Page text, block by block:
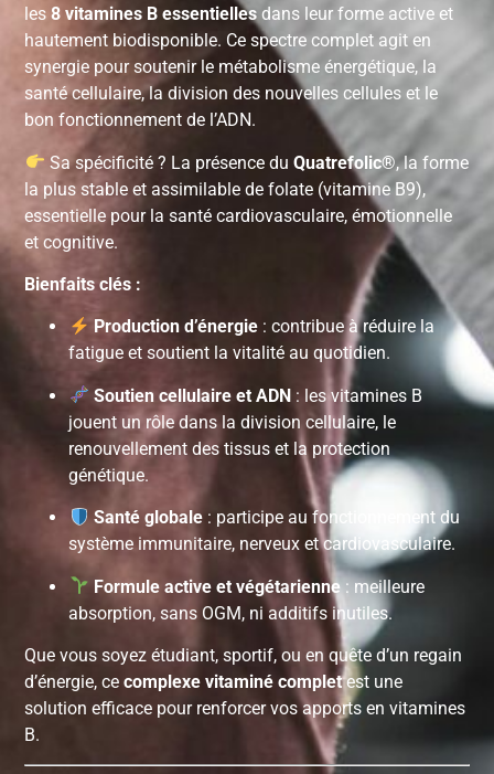
les8 vitamines B essentielles dans leur forme active et
hautement biodisponible. Ce spectre complet agit en
synergie pour soutenir le métabolisme énergétique, la
santé cellulaire, la division des nouvelles cellules et le
bon fonctionnement de l’ADN.
Sa spécificité ? La présence du Quatrefolic®, la forme
la plus stable et assimilable de folate (vitamine B9),
essentielle pour la santé cardiovasculaire, émotionnelle
et cognitive.
Bienfaits clés :
Production d’énergie: contribue à réduire la
fatigue et soutient la vitalité au quotidien.
Soutien cellulaire et ADN: les vitamines B
jouent un rôle dans la division cellulaire, le
renouvellement des tissus et la protection
génétique.
Santé globale: participe au fonctionnement du
système immunitaire, nerveux et cardiovasculaire.
Formule active et végétarienne: meilleure
absorption, sans OGM, ni additifs inutiles.
Que vous soyez étudiant, sportif, ou en quête d’un regain
d’énergie, cecomplexe vitaminé completest une
solution efficace pour renforcer vos apports en vitamines
B.